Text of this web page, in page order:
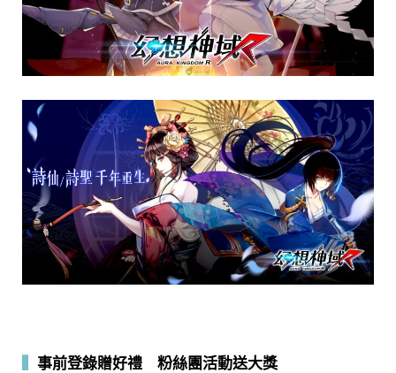
事前登錄贈好禮 粉絲團活動送大獎